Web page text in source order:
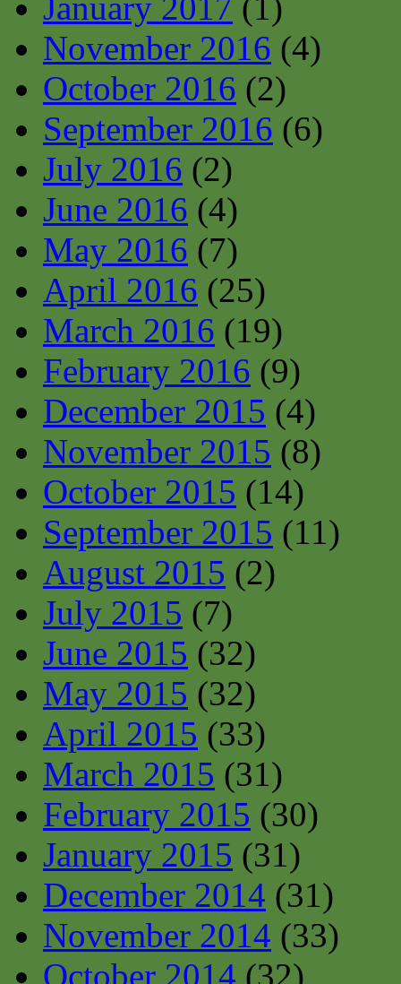
November 2016 (4)
October 2016 (2)
September 2016 (6)
July 2016 (2)
June 2016 (4)
May 2016 (7)
April 2016 (25)
March 2016 (19)
February 2016 (9)
December 2015 (4)
November 2015 (8)
October 2015 (14)
September 2015 (11)
August 2015 (2)
July 2015 (7)
June 2015 (32)
May 2015 (32)
April 2015 (33)
March 2015 (31)
February 2015 (30)
January 2015 (31)
December 2014 (31)
November 2014 (33)
October 2014 (32)